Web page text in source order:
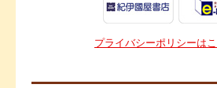
プライバシーポリシーは